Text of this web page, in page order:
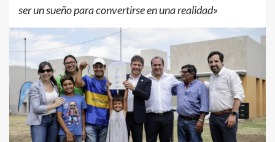
ser un sueño para convertirse en una realidad»